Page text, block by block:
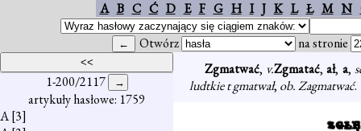
A B C Ć D E F G H I J K L Ł M N
Otwórz na stronie
1-200/2117
artykuły hasłowe: 1759
A[3]
Zgmatwać, v.Zgmatać, ał, a,
ludtkie t gmatwał, ob. Zagmatwać.